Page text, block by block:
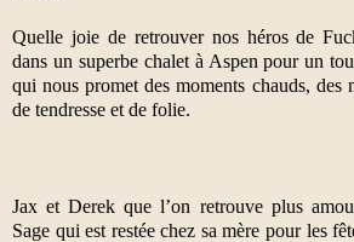
Quelle joie de retrouver nos héros de
dans un superbe chalet à Aspen pour un
qui nous promet des moments chauds, des
de tendresse et de folie.
Jax et Derek que l’on retrouve plus
Sage qui est restée chez sa mère pour les